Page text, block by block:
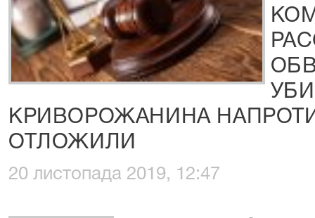
КРИВОРОЖАНИНА
ОТЛОЖИЛИ
20 листопада 2019, 12:47